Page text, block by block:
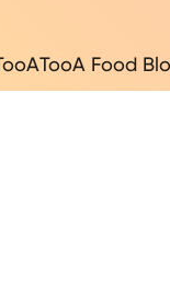
TooA Food